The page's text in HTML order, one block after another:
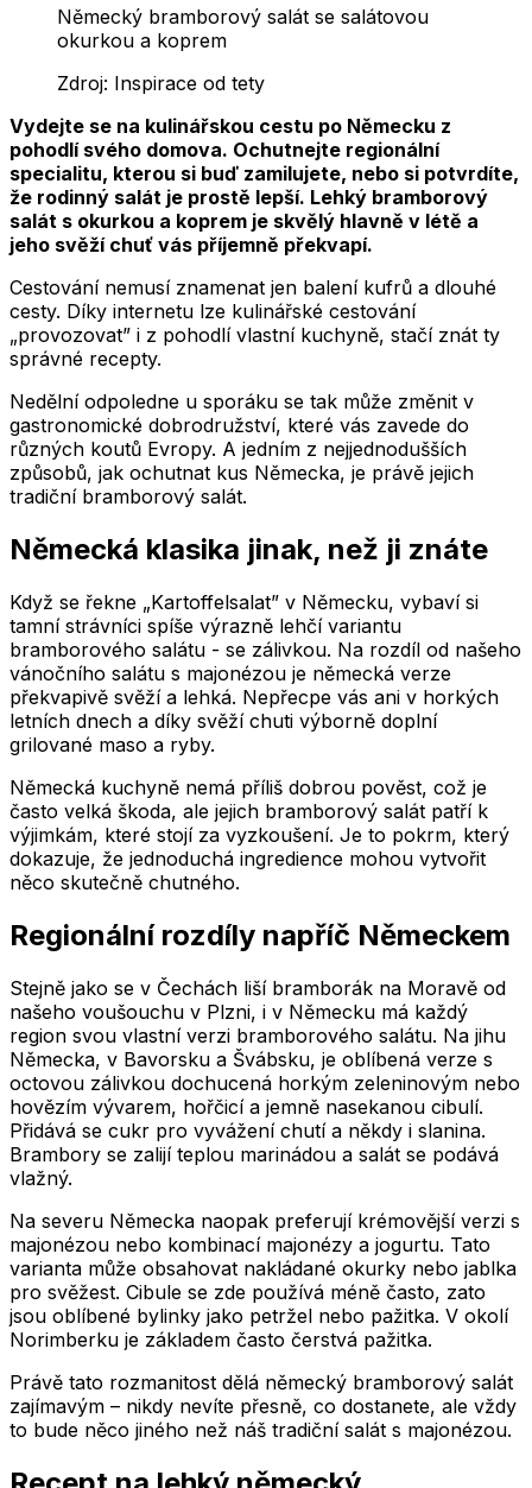
Německý bramborový salát se salátovou
okurkou a koprem
Zdroj: Inspirace od tety
Vydejte se na kulinářskou cestu po Německu z
pohodlí svého domova. Ochutnejte regionální
specialitu, kterou si buď zamilujete, nebo si potvrdíte,
že rodinný salát je prostě lepší. Lehký bramborový
salát s okurkou a koprem je skvělý hlavně v létě a
jeho svěží chuť vás příjemně překvapí.
Cestování nemusí znamenat jen balení kufrů a dlouhé
cesty. Díky internetu lze kulinářské cestování
„provozovat” i z pohodlí vlastní kuchyně, stačí znát ty
správné recepty.
Nedělní odpoledne u sporáku se tak může změnit v
gastronomické dobrodružství, které vás zavede do
různých koutů Evropy. A jedním z nejjednodušších
způsobů, jak ochutnat kus Německa, je právě jejich
tradiční bramborový salát.
Německá klasika jinak, než ji znáte
Když se řekne „Kartoffelsalat” v Německu, vybaví si
tamní strávníci spíše výrazně lehčí variantu
bramborového salátu - se zálivkou. Na rozdíl od našeho
vánočního salátu s majonézou je německá verze
překvapivě svěží a lehká. Nepřecpe vás ani v horkých
letních dnech a díky svěží chuti výborně doplní
grilované maso a ryby.
Německá kuchyně nemá příliš dobrou pověst, což je
často velká škoda, ale jejich bramborový salát patří k
výjimkám, které stojí za vyzkoušení. Je to pokrm, který
dokazuje, že jednoduchá ingredience mohou vytvořit
něco skutečně chutného.
Regionální rozdíly napříč Německem
Stejně jako se v Čechách liší bramborák na Moravě od
našeho voušouchu v Plzni, i v Německu má každý
region svou vlastní verzi bramborového salátu. Na jihu
Německa, v Bavorsku a Švábsku, je oblíbená verze s
octovou zálivkou dochucená horkým zeleninovým nebo
hovězím vývarem, hořčicí a jemně nasekanou cibulí.
Přidává se cukr pro vyvážení chutí a někdy i slanina.
Brambory se zalijí teplou marinádou a salát se podává
vlažný.
Na severu Německa naopak preferují krémovější verzi s
majonézou nebo kombinací majonézy a jogurtu. Tato
varianta může obsahovat nakládané okurky nebo jablka
pro svěžest. Cibule se zde používá méně často, zato
jsou oblíbené bylinky jako petržel nebo pažitka. V okolí
Norimberku je základem často čerstvá pažitka.
Právě tato rozmanitost dělá německý bramborový salát
zajímavým – nikdy nevíte přesně, co dostanete, ale vždy
to bude něco jiného než náš tradiční salát s majonézou.